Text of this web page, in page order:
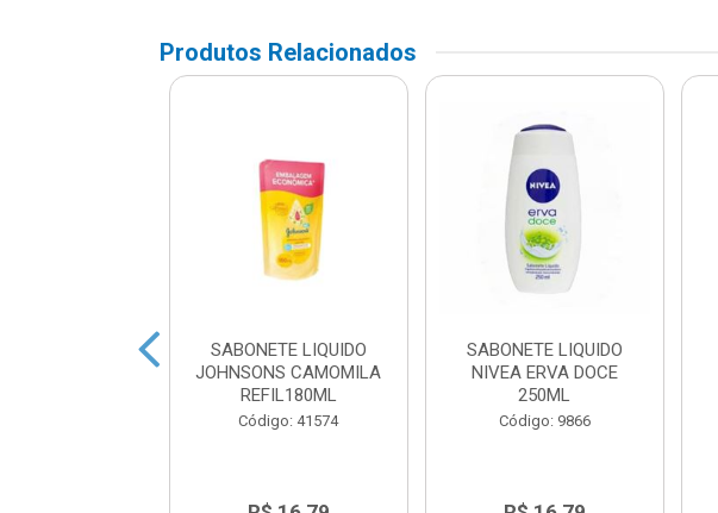
Produtos Relacionados
SABONETE LIQUIDO
JOHNSONS CAMOMILA
REFIL180ML
Código: 41574
SABONETE LIQUIDO
NIVEA ERVA DOCE
250ML
Código: 9866